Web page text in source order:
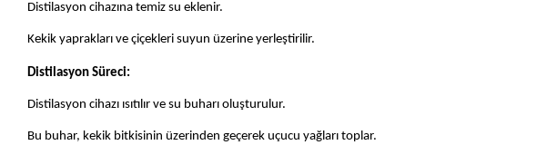
Distilasyon cihazına temiz su eklenir.
Kekik yaprakları ve çiçekleri suyun üzerine yerleştirilir.
Distilasyon Süreci:
Distilasyon cihazı ısıtılır ve su buharı oluşturulur.
Bu buhar, kekik bitkisinin üzerinden geçerek uçucu yağları toplar.